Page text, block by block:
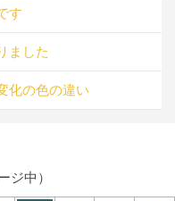
す
ました
化の色の違い
ジ中）